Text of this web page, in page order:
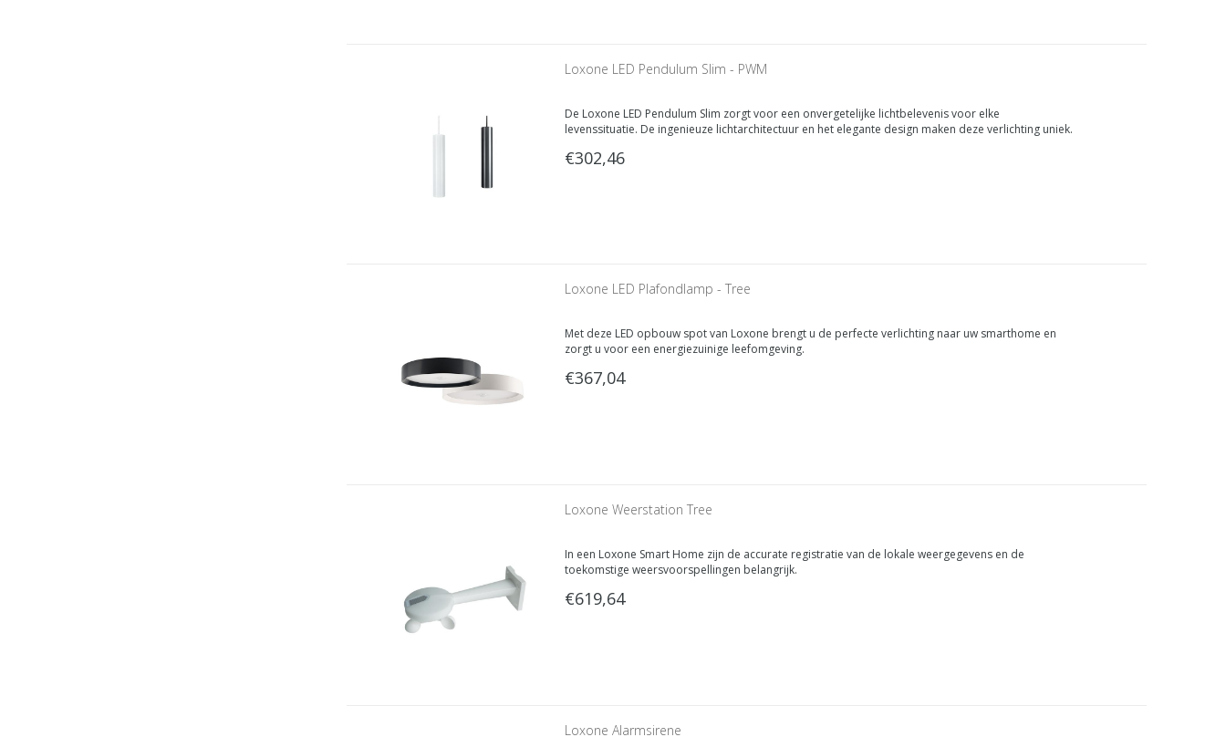
Loxone LED Pendulum Slim - PWM
De Loxone LED Pendulum Slim zorgt voor een onvergetelijke lichtbelevenis voor elke
levenssituatie. De ingenieuze lichtarchitectuur en het elegante design maken deze verlichting uniek.
€302,46
Loxone LED Plafondlamp - Tree
Met deze LED opbouw spot van Loxone brengt u de perfecte verlichting naar uw smarthome en
zorgt u voor een energiezuinige leefomgeving.
€367,04
Loxone Weerstation Tree
In een Loxone Smart Home zijn de accurate registratie van de lokale weergegevens en de
toekomstige weersvoorspellingen belangrijk.
te voldoen.
€619,64
Loxone Alarmsirene